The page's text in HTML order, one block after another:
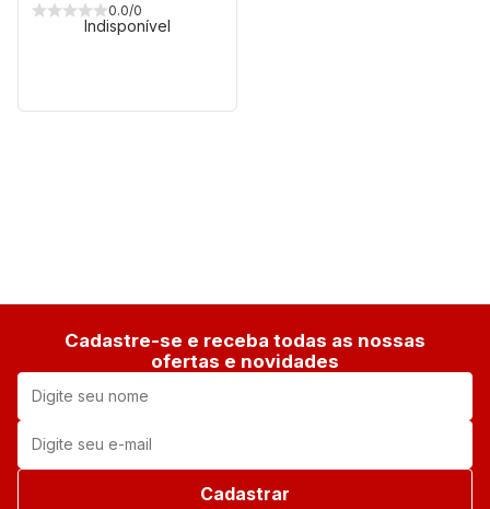
0.0/0
Indisponível
Cadastre-se e receba todas as nossas
ofertas e novidades
Cadastrar